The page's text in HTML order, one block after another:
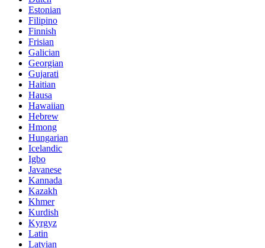
Estonian
Filipino
Finnish
Frisian
Galician
Georgian
Gujarati
Haitian
Hausa
Hawaiian
Hebrew
Hmong
Hungarian
Icelandic
Igbo
Javanese
Kannada
Kazakh
Khmer
Kurdish
Kyrgyz
Latin
Latvian